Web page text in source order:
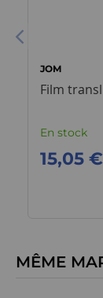
JOM
Film
En stock
15,05 €
MÊME